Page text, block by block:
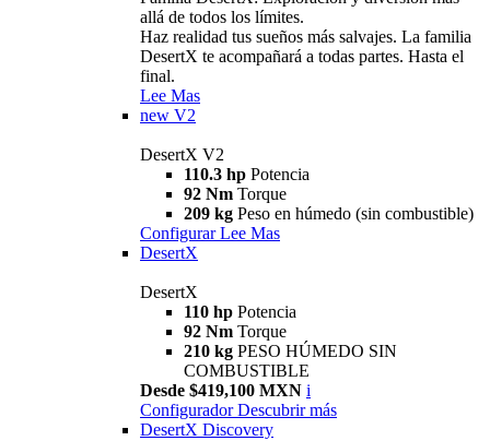
allá de todos los límites.
Haz realidad tus sueños más salvajes. La familia
DesertX te acompañará a todas partes. Hasta el
final.
Lee Mas
new V2
DesertX V2
110.3 hp Potencia
92 Nm Torque
209 kg Peso en húmedo (sin combustible)
Configurar Lee Mas
DesertX
DesertX
110 hp Potencia
92 Nm Torque
210 kg PESO HÚMEDO SIN
COMBUSTIBLE
Desde $419,100 MXN i
Configurador Descubrir más
DesertX Discovery